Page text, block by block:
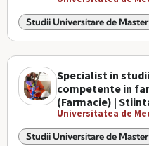
Studii Universitare de Master
Specialist in
competente in
(Farmacie) |
Universitatea de
Studii Universitare de Master